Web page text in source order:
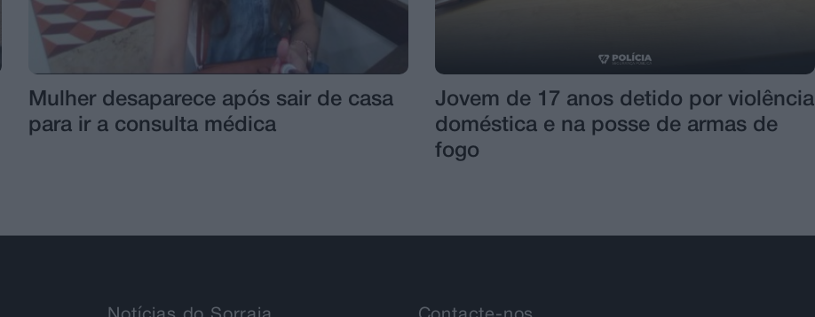
Mulher desaparece após sair de casa
para ir a consulta médica
Jovem de 17 anos detido por violência
doméstica e na posse de armas de
fogo